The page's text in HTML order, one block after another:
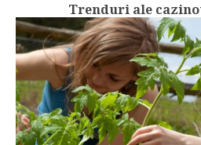
Trenduri ale